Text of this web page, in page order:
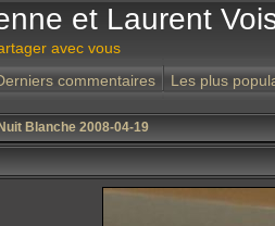
et Laurent
avec vous
commentaires Les plus
Blanche 2008-04-19